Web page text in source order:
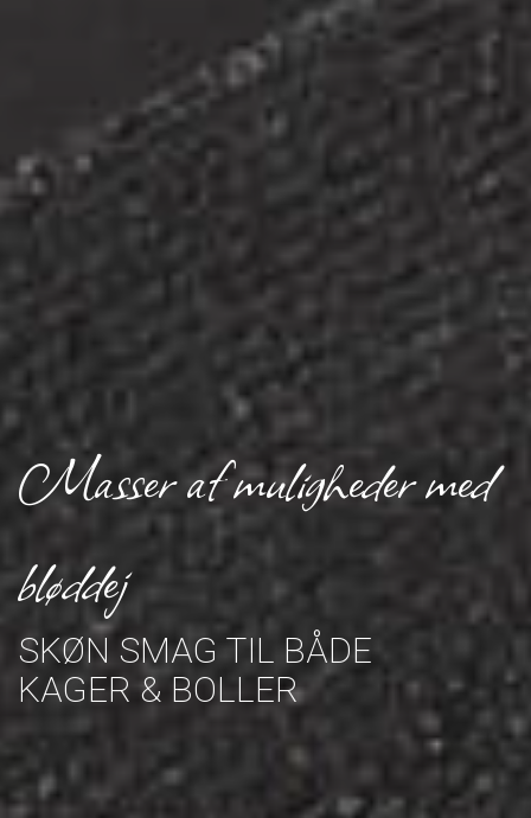
Masser af muligheder med
bløddej
SKØN SMAG TIL BÅDE
KAGER & BOLLER